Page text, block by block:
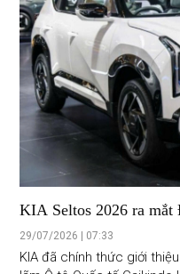
KIA Seltos 2026 ra
thước, tinh chỉnh thiết
522 triệu đồng
29/07/2026 | 07:33
KIA đã chính thức giới